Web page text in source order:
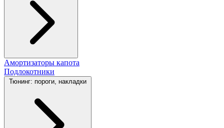
Амортизаторы капота
Подлокотники
Тюнинг: пороги, накладки